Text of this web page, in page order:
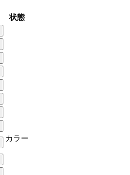
状態
カラー